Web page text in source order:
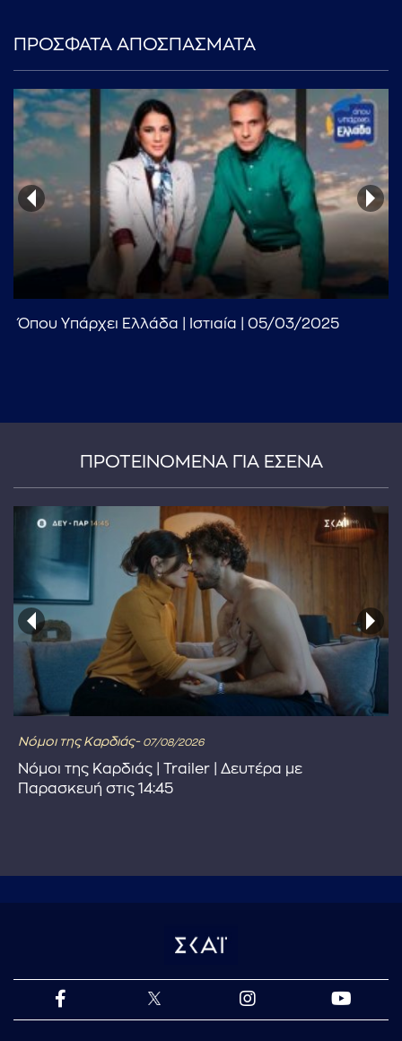
ΠΡΟΣΦΑΤΑ ΑΠΟΣΠΑΣΜΑΤΑ
Όπου Υπάρχει Ελλάδα | Ιστιαία | 05/03/2025
ΠΡΟΤΕΙΝΟΜΕΝΑ ΓΙΑ ΕΣΕΝΑ
Νόμοι της Καρδιάς- 07/08/2026
Νόμοι της Καρδιάς | Trailer | Δευτέρα με
Παρασκευή στις 14:45